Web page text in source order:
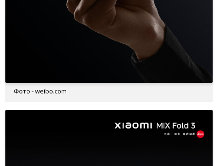
Фото - weibo.com